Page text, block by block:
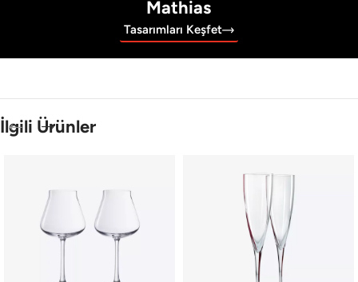
Mathias
Tasarımları Keşfet
İlgili Ürünler